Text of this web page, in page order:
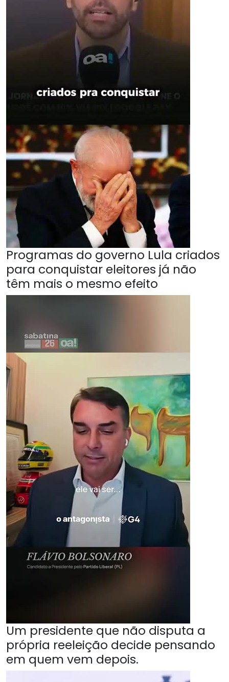
Programas do governo Lula criados
para conquistar eleitores já não
têm mais o mesmo efeito
Um presidente que não disputa a
própria reeleição decide pensando
em quem vem depois.